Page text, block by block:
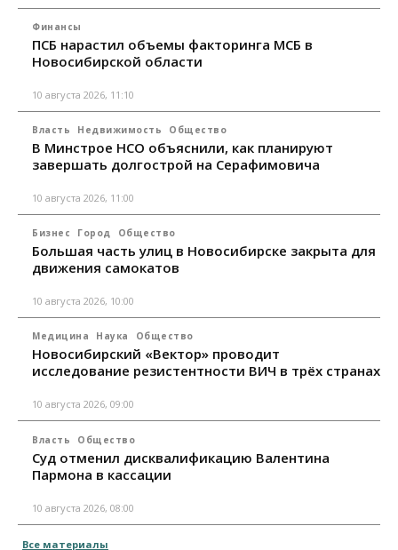
Финансы
ПСБ нарастил объемы факторинга МСБ в
Новосибирской области
10 августа 2026, 11:10
Власть Недвижимость Общество
В Минстрое НСО объяснили, как планируют
завершать долгострой на Серафимовича
10 августа 2026, 11:00
Бизнес Город Общество
Большая часть улиц в Новосибирске закрыта для
движения самокатов
10 августа 2026, 10:00
Медицина Наука Общество
Новосибирский «Вектор» проводит
исследование резистентности ВИЧ в трёх странах
10 августа 2026, 09:00
Власть Общество
Суд отменил дисквалификацию Валентина
Пармона в кассации
10 августа 2026, 08:00
Все материалы